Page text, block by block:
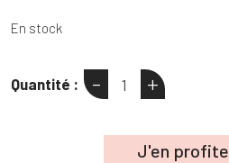
En stock
Quantité :
quantité
- +
J'en profite